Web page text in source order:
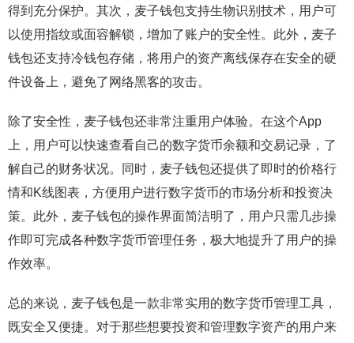
得到充分保护。其次，麦子钱包支持生物识别技术，用户可
以使用指纹或面容解锁，增加了账户的安全性。此外，麦子
钱包还支持冷钱包存储，将用户的资产离线保存在安全的硬
件设备上，避免了网络黑客的攻击。
除了安全性，麦子钱包还非常注重用户体验。在这个App
上，用户可以快速查看自己的数字货币余额和交易记录，了
解自己的财务状况。同时，麦子钱包还提供了即时的价格行
情和K线图表，方便用户进行数字货币的市场分析和投资决
策。此外，麦子钱包的操作界面简洁明了，用户只需几步操
作即可完成各种数字货币管理任务，极大地提升了用户的操
作效率。
总的来说，麦子钱包是一款非常实用的数字货币管理工具，
既安全又便捷。对于那些想要投资和管理数字资产的用户来